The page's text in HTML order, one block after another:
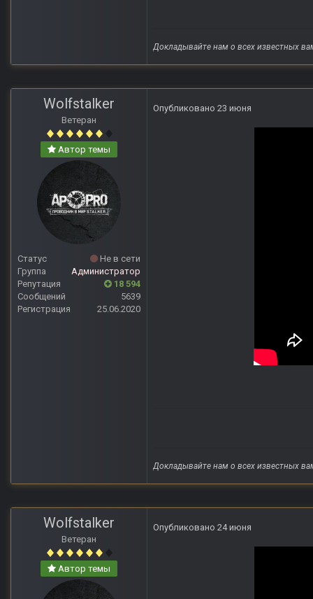
Докладывайте нам о всех известных
Wolfstalker
Ветеран
Автор темы
Статус
Не в сети
Группа
Администратор
Репутация
18 594
Сообщений
5639
Регистрация
25.06.2020
Опубликовано 23 июня
Докладывайте нам о всех известных
Wolfstalker
Ветеран
Автор темы
Опубликовано 24 июня